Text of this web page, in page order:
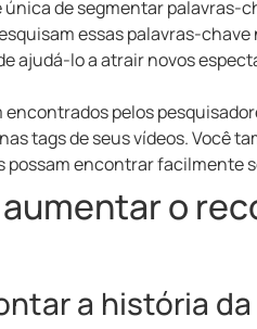
de segmentar palavras-
essas palavras-
ajudá-lo a atrair novos
encontrados pelos
tags de seus vídeos. Você
possam encontrar facilmente
aumentar o
a história